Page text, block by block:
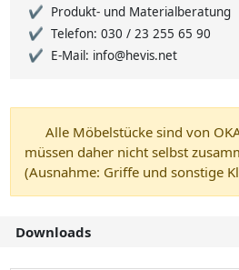
Produkt- und Materialberatung
Telefon: 030 / 23 255 65 90
E-Mail: info@hevis.net
Alle Möbelstücke sind von
müssen daher nicht selbst
(Ausnahme: Griffe und sonstige
Downloads